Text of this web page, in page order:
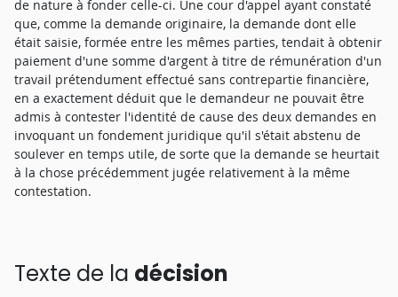
de nature à fonder celle-ci. Une cour d'appel ayant constaté
que, comme la demande originaire, la demande dont elle
était saisie, formée entre les mêmes parties, tendait à obtenir
paiement d'une somme d'argent à titre de rémunération d'un
travail prétendument effectué sans contrepartie financière,
en a exactement déduit que le demandeur ne pouvait être
admis à contester l'identité de cause des deux demandes en
invoquant un fondement juridique qu'il s'était abstenu de
soulever en temps utile, de sorte que la demande se heurtait
à la chose précédemment jugée relativement à la même
contestation.
Texte de la décision